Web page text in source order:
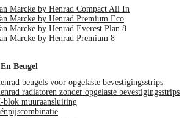
Marcke by Henrad Compact All In
Marcke by Henrad Premium Eco
Marcke by Henrad Everest Plan 8
Marcke by Henrad Premium 8
Beugel
beugels voor opgelaste bevestigingsstrips
radiatoren zonder opgelaste bevestigingsstrips
blok muuraansluiting